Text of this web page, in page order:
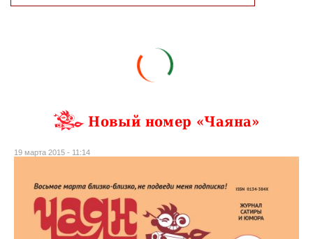
Новый номер «Чаяна»
19 марта 2015 - 11:14